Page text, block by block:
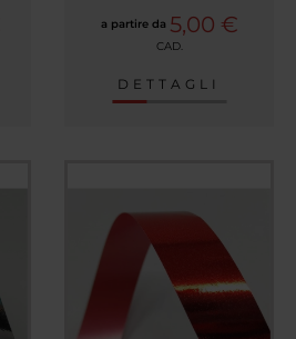
a partire da 5,00 €
CAD.
DETTAGLI